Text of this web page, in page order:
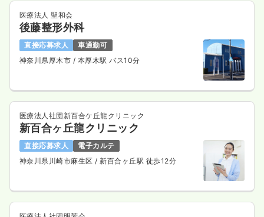
医療法人 聖和会
後藤整形外科
直接応募求人
車通勤可
神奈川県厚木市 / 本厚木駅 バス10分
医療法人社団新百合ケ丘龍クリニック
新百合ヶ丘龍クリニック
直接応募求人
電子カルテ
神奈川県川崎市麻生区/ 新百合ヶ丘駅 徒歩12分